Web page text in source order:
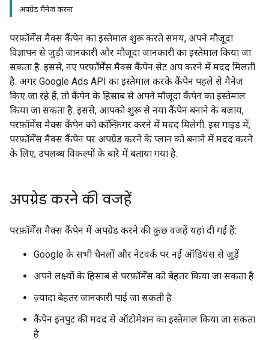
अपग्रेड मैनेज करना
परफ़ॉर्मेंस मैक्स कैंपेन का इस्तेमाल शुरू करते समय, अपने मौजूदा
विज्ञापन से जुड़ी जानकारी और मौजूदा जानकारी का इस्तेमाल किया जा
सकता है. इससे, नए परफ़ॉर्मेंस मैक्स कैंपेन सेट अप करने में मदद मिलती
है. अगर Google Ads API का इस्तेमाल करके कैंपेन पहले से मैनेज
किए जा रहे हैं, तो कैंपेन के हिसाब से अपने मौजूदा कैंपेन का इस्तेमाल
किया जा सकता है. इससे, आपको शुरू से नया कैंपेन बनाने के बजाय,
परफ़ॉर्मेंस मैक्स कैंपेन को कॉन्फ़िगर करने में मदद मिलेगी. इस गाइड में,
परफ़ॉर्मेंस मैक्स कैंपेन पर अपग्रेड करने के प्लान को बनाने में मदद करने
के लिए, उपलब्ध विकल्पों के बारे में बताया गया है.
अपग्रेड करने की वजहें
परफ़ॉर्मेंस मैक्स कैंपेन में अपग्रेड करने की कुछ वजहें यहां दी गई हैं:
Google के सभी चैनलों और नेटवर्क पर नई ऑडियंस से जुड़ें
अपने लक्ष्यों के हिसाब से परफ़ॉर्मेंस को बेहतर किया जा सकता है
ज़्यादा बेहतर जानकारी पाई जा सकती है
कैंपेन इनपुट की मदद से ऑटोमेशन का इस्तेमाल किया जा सकता
है